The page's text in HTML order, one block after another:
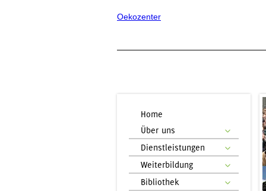
Oekozenter
Home
Über uns
Dienstleistungen
Weiterbildung
Bibliothek